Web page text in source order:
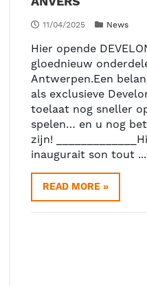
11/04/2025 News
Hier opende
gloednieuw
Antwerpen.Een
als exclusieve
toelaat nog sneller
spelen… en u nog
zijn!
inaugurait son tout ...
READ MORE »